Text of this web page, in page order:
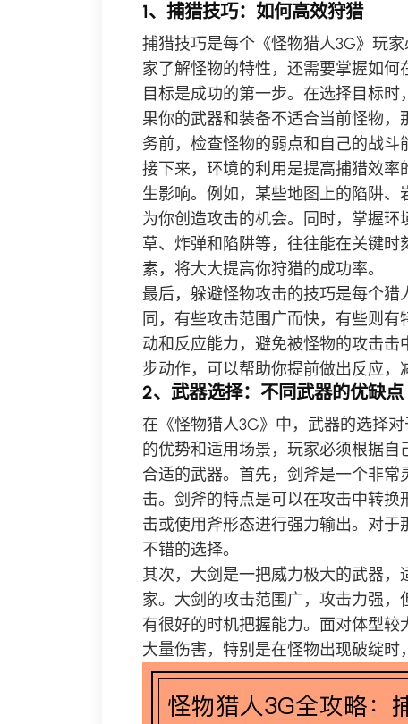
1、捕猎技巧：如何高效狩猎
捕猎技巧是每个《怪物猎人3G》玩
家了解怪物的特性，还需要掌握如
目标是成功的第一步。在选择目标
果你的武器和装备不适合当前怪物
务前，检查怪物的弱点和自己的战斗
接下来，环境的利用是提高捕猎效
生影响。例如，某些地图上的陷阱
为你创造攻击的机会。同时，掌握
草、炸弹和陷阱等，往往能在关键
素，将大大提高你狩猎的成功率。
最后，躲避怪物攻击的技巧是每个
同，有些攻击范围广而快，有些则
动和反应能力，避免被怪物的攻击
步动作，可以帮助你提前做出反应，
2、武器选择：不同武器的优缺点
在《怪物猎人3G》中，武器的选择
的优势和适用场景，玩家必须根据
合适的武器。首先，剑斧是一个非
击。剑斧的特点是可以在攻击中转
击或使用斧形态进行强力输出。对
不错的选择。
其次，大剑是一把威力极大的武器
家。大剑的攻击范围广，攻击力强
有很好的时机把握能力。面对体型
大量伤害，特别是在怪物出现破绽时